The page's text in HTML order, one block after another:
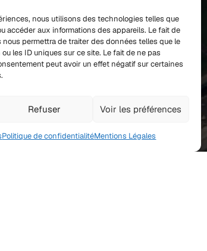
nous utilisons des technologies telles que
accéder aux informations des appareils. Le fait de
permettra de traiter des données telles que le
les ID uniques sur ce site. Le fait de ne pas
peut avoir un effet négatif sur certaines
Refuser Voir les préférences
Politique de confidentialitéMentions Légales